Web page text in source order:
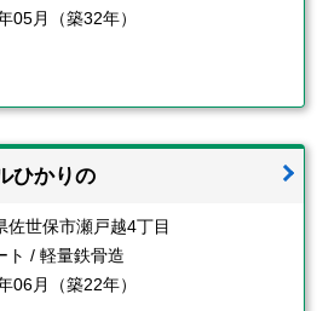
05月（築32年）
ひかりの
佐世保市瀬戸越4丁目
ト / 軽量鉄骨造
06月（築22年）